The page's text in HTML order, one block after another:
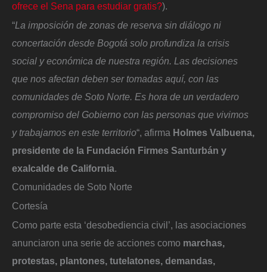
ofrece el Sena para estudiar gratis?).
“La imposición de zonas de reserva sin diálogo ni
concertación desde Bogotá solo profundiza la crisis
social y económica de nuestra región. Las decisiones
que nos afectan deben ser tomadas aquí, con las
comunidades de Soto Norte. Es hora de un verdadero
compromiso del Gobierno con las personas que vivimos
y trabajamos en este territorio“, afirma Holmes Valbuena,
presidente de la Fundación Firmes Santurbán y
exalcalde de California.
Comunidades de Soto Norte
Cortesía
Como parte esta ‘desobediencia civil’, las asociaciones
anunciaron una serie de acciones como marchas,
protestas, plantones, tutelatones, demandas,